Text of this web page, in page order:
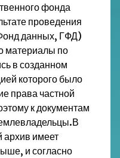
фонда
проведения
данных, ГФД)
материалы по
в созданном
которого было
права частной
к документам
В
имеет
и согласно